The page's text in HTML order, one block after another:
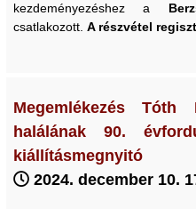
kezdeményezéshez a
csatlakozott. A részvétel
Megemlékezés Tóth
halálának 90.
kiállításmegnyitó
2024. december 10.